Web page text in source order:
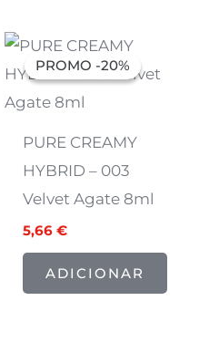
PROMO -20%
PROMO -20%
PURE CREAMY
HYBRID – 003
Velvet Agate 8ml
O
preço
original
7,07 €.
5,66€
O
preço
atual
5,66 €.
ADICIONAR